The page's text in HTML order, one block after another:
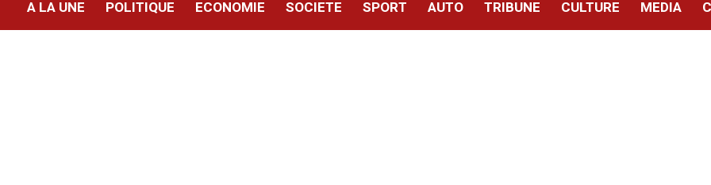
A LA UNE POLITIQUE ECONOMIE SOCIETE SPORT AUTO TRIBUNE CULTURE MEDIA